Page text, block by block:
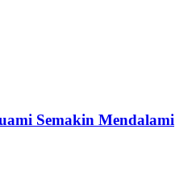
Semakin Mendalami